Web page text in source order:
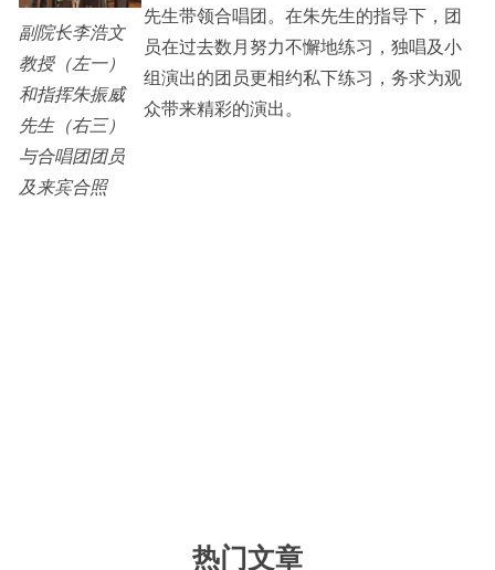
副院长李浩文
教授（左一）
和指挥朱振威
先生（右三）
与合唱团团员
及来宾合照
先生带领合唱团。在朱先生的指导下，团
员在过去数月努力不懈地练习，独唱及小
组演出的团员更相约私下练习，务求为观
众带来精彩的演出。
热门文章